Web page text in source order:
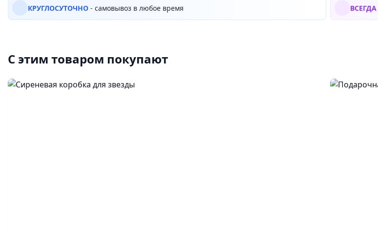
КРУГЛОСУТОЧНО - самовывоз в любое время ВСЕГДА
С этим товаром покупают